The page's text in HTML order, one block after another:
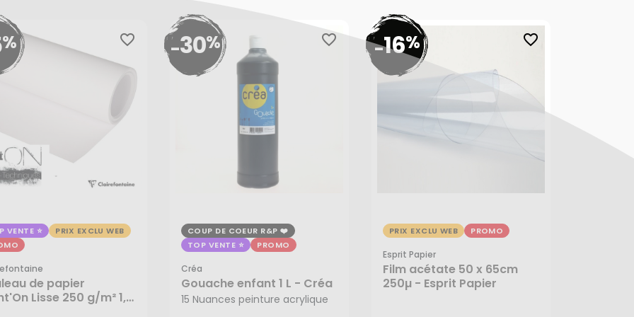
favorite_border
%
VENTE
PRIX EXCLU WEB
de papier
Lisse 250 g/m² 1,3
€
€
favorite_border
-30%
COUP DE COEUR R&P
TOP VENTE
PROMO
Créa
Gouache enfant 1 L - Créa
15 Nuances peinture acrylique
5,65 €
Dès3,95 €
favorite_border
-16%
PRIX EXCLU WEB PROMO
Esprit Papier
Film acétate 50 x 65cm
250µ - Esprit Papier
11,99 €